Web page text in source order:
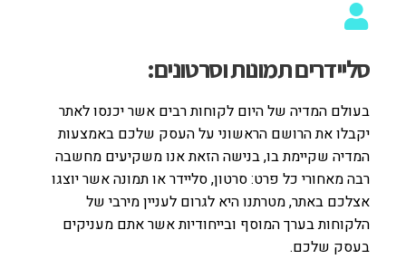
סליידרים תמונות וסרטונים:
בעולם המדיה של היום לקוחות רבים אשר יכנסו לאתר
יקבלו את הרושם הראשוני על העסק שלכם באמצעות
המדיה שקיימת בו, בנישה הזאת אנו משקיעים מחשבה
רבה מאחורי כל פרט: סרטון, סליידר או תמונה אשר יוצגו
אצלכם באתר, מטרתנו היא לגרום לעניין מירבי של
הלקוחות בערך המוסף ובייחודיות אשר אתם מעניקים
בעסק שלכם.